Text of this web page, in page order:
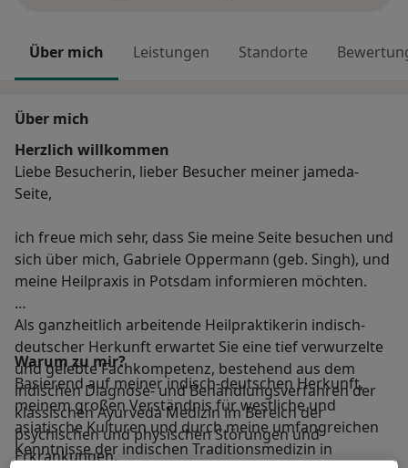
Über mich Leistungen Standorte
Über mich
Herzlich willkommen
Liebe Besucherin, lieber Besucher meiner jameda-
Seite,
ich freue mich sehr, dass Sie meine Seite besuchen und
sich über mich, Gabriele Oppermann (geb. Singh), und
meine Heilpraxis in Potsdam informieren möchten.
Als ganzheitlich arbeitende Heilpraktikerin indisch-
deutscher Herkunft erwartet Sie eine tief verwurzelte
und gelebte Fachkompetenz, bestehend aus dem
indischen Diagnose- und Behandlungsverfahren der
klassischen Ayurveda Medizin im Bereich der
psychischen und physischen Störungen und
Erkrankungen.
Warum zu mir?
Basierend auf meiner indisch-deutschen Herkunft,
meinem großen Verständnis für westliche und
asiatische Kulturen und durch meine umfangreichen
Kenntnisse der indischen Traditionsmedizin in